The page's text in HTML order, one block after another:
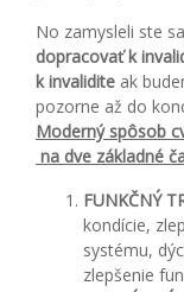
No zamysleli ste
dopracovať k
k invalidite ak
pozorne až do
Moderný spôsob
na dve základné
FUNKČNÝ
kondície,
systému,
zlepšenie